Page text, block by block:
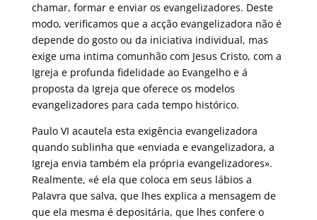
chamar, formar e enviar os evangelizadores. Deste
modo, verificamos que a acção evangelizadora não é
depende do gosto ou da iniciativa individual, mas
exige uma intima comunhão com Jesus Cristo, com a
Igreja e profunda fidelidade ao Evangelho e á
proposta da Igreja que oferece os modelos
evangelizadores para cada tempo histórico.
Paulo VI acautela esta exigência evangelizadora
quando sublinha que «enviada e evangelizadora, a
Igreja envia também ela própria evangelizadores».
Realmente, «é ela que coloca em seus lábios a
Palavra que salva, que lhes explica a mensagem de
que ela mesma é depositária, que lhes confere o